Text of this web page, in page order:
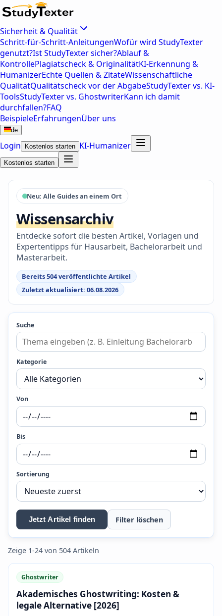
Sicherheit & Qualität
Schritt-für-Schritt-AnleitungenWofür wird StudyTexter
genutzt?Ist StudyTexter sicher?Ablauf &
KontrollePlagiatscheck & OriginalitätKI-Erkennung &
HumanizerEchte Quellen & ZitateWissenschaftliche
QualitätQualitätscheck vor der AbgabeStudyTexter vs. KI-
ToolsStudyTexter vs. GhostwriterKann ich damit
durchfallen?FAQ
BeispieleErfahrungenÜber uns
de
Login Kostenlos starten KI-Humanizer
Kostenlos starten
Neu: Alle Guides an einem Ort
Wissensarchiv
Entdecke sofort die besten Artikel, Vorlagen und
Expertentipps für Hausarbeit, Bachelorarbeit und
Masterarbeit.
Bereits 504 veröffentlichte Artikel
Zuletzt aktualisiert: 06.08.2026
Suche
Kategorie
Von
Bis
Sortierung
Jetzt Artikel finden Filter löschen
Zeige 1-24 von 504 Artikeln
Ghostwriter
Akademisches Ghostwriting: Kosten &
legale Alternative [2026]